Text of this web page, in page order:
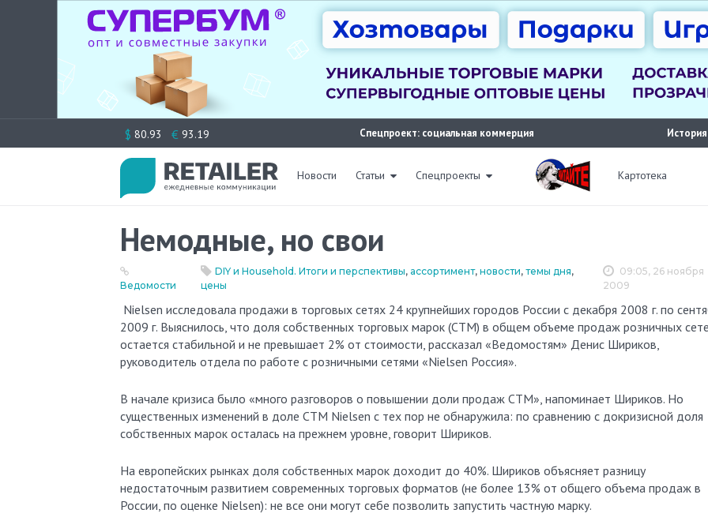
к
$ 80.93 € 93.19 Спецпроект: социальная коммерция
Новости Статьи Спецпроекты Картотека
Немодные, но свои
09:05, 26 ноября
2009
Ведомости
DIY и Household. Итоги и перспективы, ассортимент, новости, темы дня,
цены
Nielsen исследовала продажи в торговых сетях 24 крупнейших городов России с декабря 2008 г. по сентябрь
2009 г. Выяснилось, что доля собственных торговых марок (СТМ) в общем объеме продаж розничных
остается стабильной и не превышает 2% от стоимости, рассказал «Ведомостям» Денис Шириков,
руководитель отдела по работе с розничными сетями «Nielsen Россия».
В начале кризиса было «много разговоров о повышении доли продаж СТМ», напоминает Шириков. Но
существенных изменений в доле СТМ Nielsen с тех пор не обнаружила: по сравнению с докризисной доля
собственных марок осталась на прежнем уровне, говорит Шириков.
На европейских рынках доля собственных марок доходит до 40%. Шириков объясняет разницу
недостаточным развитием современных торговых форматов (не более 13% от общего объема продаж в
России, по оценке Nielsen): не все они могут себе позволить запустить частную марку.